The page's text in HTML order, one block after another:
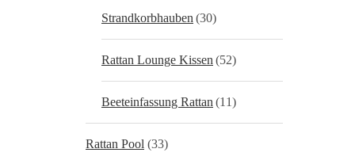
Strandkorbhauben (30)
Rattan Lounge Kissen (52)
Beeteinfassung Rattan (11)
Rattan Pool (33)